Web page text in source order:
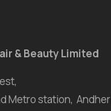
& Beauty Limited
Metro station,